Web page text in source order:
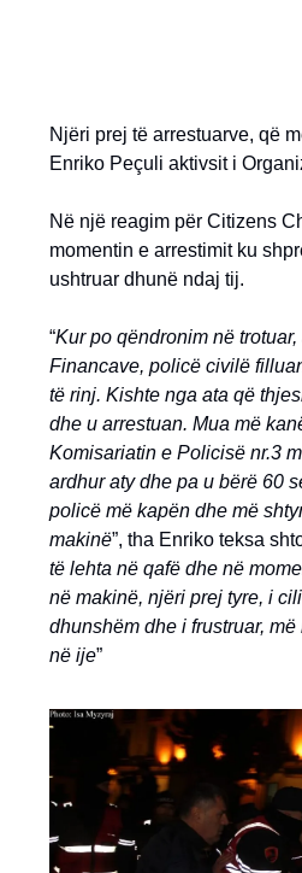
Njëri prej të arrestuarve, që
Enriko Peçuli aktivsit i
Në një reagim për Citizens
momentin e arrestimit ku
ushtruar dhunë ndaj tij.
“Kur po qëndronim në
Financave, policë civilë
të rinj. Kishte nga ata që
dhe u arrestuan. Mua më
Komisariatin e Policisë nr.3
ardhur aty dhe pa u bërë 60
policë më kapën dhe më
makinë”, tha Enriko teksa
të lehta në qafë dhe në
në makinë, njëri prej tyre, i
dhunshëm dhe i frustruar,
në ije”